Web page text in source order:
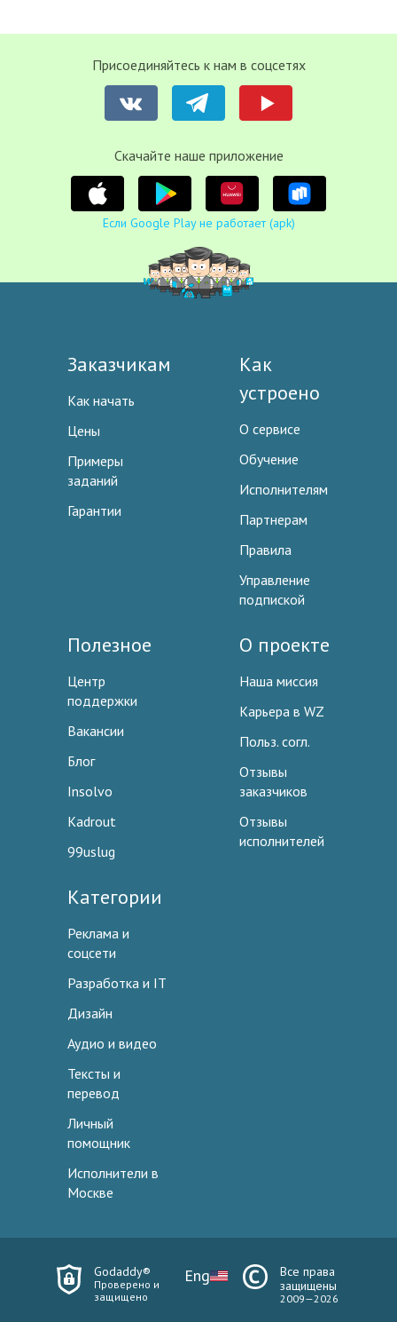
Присоединяйтесь к нам в соцсетях
Cкачайте наше приложение
Если Google Play не работает (apk)
Заказчикам
Как начать
Цены
Примеры
заданий
Гарантии
Как
устроено
О сервисе
Обучение
Исполнителям
Партнерам
Правила
Управление
подпиской
Полезное
Центр
поддержки
Вакансии
Блог
Insolvo
Kadrout
99uslug
О проекте
Наша миссия
Карьера в WZ
Польз. согл.
Отзывы
заказчиков
Отзывы
исполнителей
Категории
Реклама и
соцсети
Разработка и IT
Дизайн
Аудио и видео
Тексты и
перевод
Личный
помощник
Исполнители в
Москве
Godaddy®
Проверено и
защищено
Eng
Все права
защищены
2009—2026